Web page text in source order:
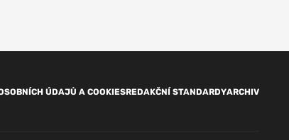
ÚDAJŮ A COOKIESREDAKČNÍ STANDARDYARCHIV